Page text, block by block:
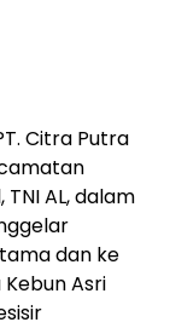
Citra Putra
AL, dalam
dan ke
Asri